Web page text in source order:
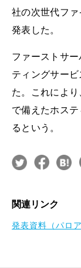
社の次世代フ
発表した。
ファーストサ
ティングサー
た。これによ
で備えたホス
るという。
関連リンク
発表資料（パロ